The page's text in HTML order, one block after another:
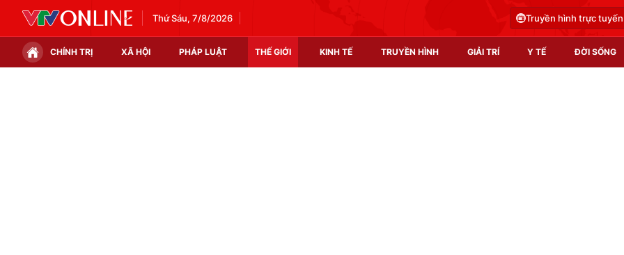
Thứ Sáu, 7/8/2026 Truyền hình trực tuyến
CHÍNH TRỊ XÃ HỘI PHÁP LUẬT THẾ GIỚI KINH TẾ TRUYỀN HÌNH GIẢI TRÍ Y TẾ ĐỜI SỐNG